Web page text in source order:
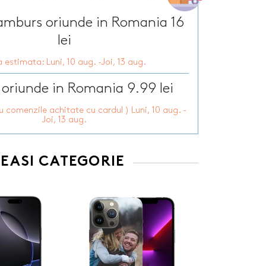
personalizate
lumanări
Tocatoare personalizate
Tablouri canvas
Tablouri motivationale
oriunde in Romania 16
lei
estimata: Luni, 10 aug. -Joi, 13 aug.
oriunde in Romania 9.99 lei
comenzile achitate cu cardul ) Luni, 10 aug. -
Joi, 13 aug.
CATEGORIE